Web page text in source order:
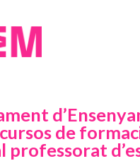
de
professorat